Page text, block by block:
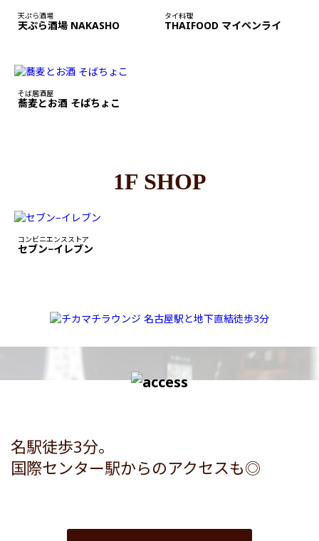
天ぷら酒場
天ぷら酒場 NAKASHO
タイ料理
THAIFOOD マイペンライ
そば居酒屋
蕎麦とお酒 そばちょこ
1F SHOP
コンビニエンスストア
セブン−イレブン
名駅徒歩3分。
国際センター駅からのアクセスも◎